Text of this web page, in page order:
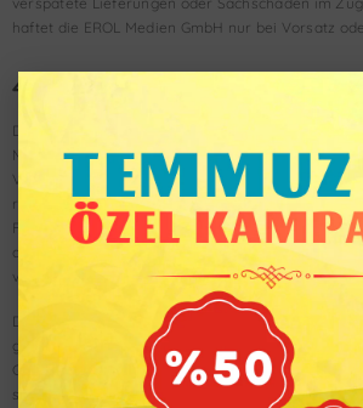
haftet die EROL Medien GmbH nur bei Vorsatz
4. Vertragsdauer und
Die Bestellung des Abonnements gilt zunächst für
Monaten. Das Abonnement verlängert sich nach
Vertragslaufzeit jeweils auf unbestimmte Zeit,
rechtzeitig kündigt. Der Abonnent kann den
Frist von einem Monat zum Ende des nächsten
die gesetzlichen Regelungen für
vorsehen.
Das Recht beider Parteien, den Vertrag aus
gegebenenfalls auch fristlos zu kündigen, bleibt
Grund liegt insbesondere bei Zahlungsverzug
schuldhaften Verstoß gegen wesentliche